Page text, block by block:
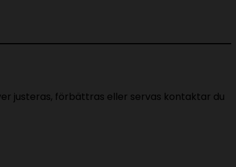
justeras, förbättras eller servas kontaktar du